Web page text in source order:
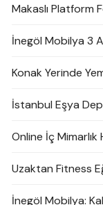
Makaslı Platform
İnegöl Mobilya 3
Konak Yerinde
İstanbul Eşya
Online İç Mimarlık
Uzaktan Fitness
İnegöl Mobilya: